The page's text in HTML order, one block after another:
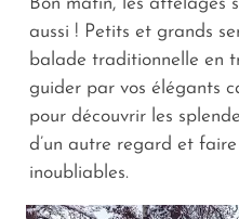
Bon matin, les attelages
aussi ! Petits et grands
balade traditionnelle en
guider par vos élégants
pour découvrir les
d’un autre regard et
inoubliables.